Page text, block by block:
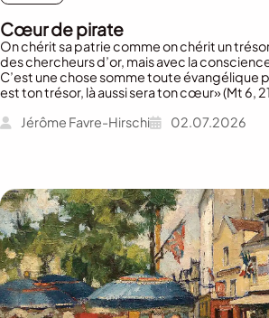
Cœur de pirate
On chérit sa patrie comme on chérit un
des chercheurs d’or, mais avec la
C’est une chose somme toute évangélique
est ton trésor, là aussi sera ton cœur» (Mt 6,
Jérôme Favre-Hirschi
02.07.2026